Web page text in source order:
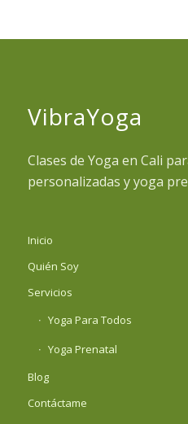
VibraYoga
Clases de Yoga en Cali
personalizadas y yoga
Inicio
Quién Soy
Servicios
Yoga Para Todos
Yoga Prenatal
Blog
Contáctame